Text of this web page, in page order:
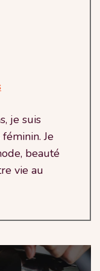
je suis
Je
beauté
vie au